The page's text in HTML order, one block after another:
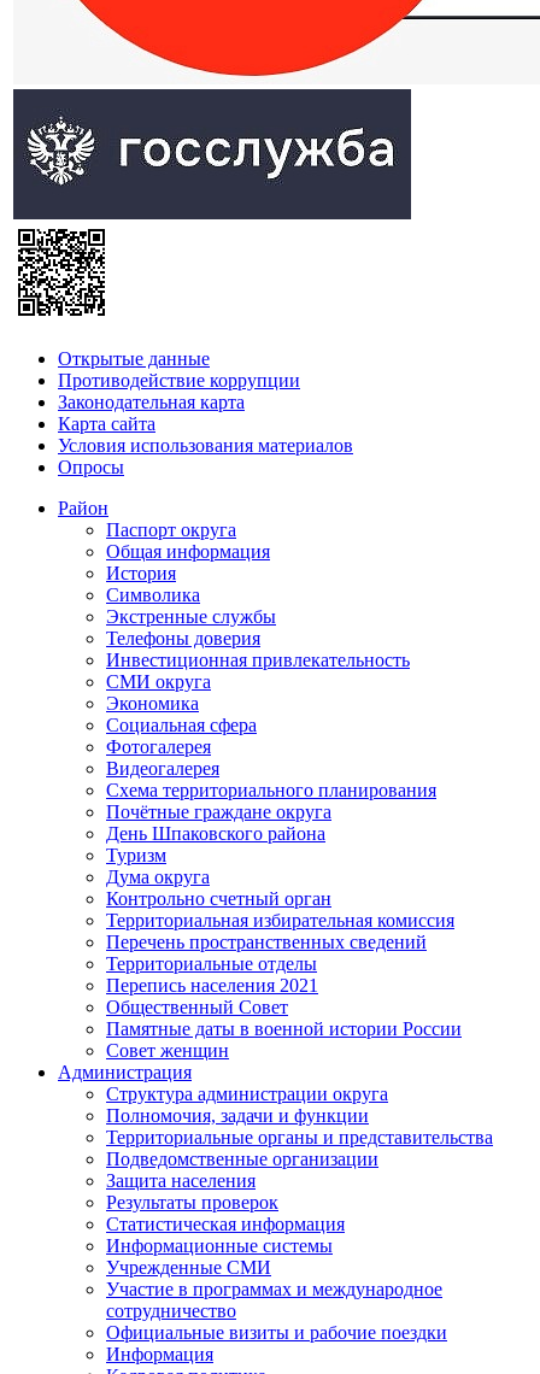
Открытые данные
Противодействие коррупции
Законодательная карта
Карта сайта
Условия использования материалов
Опросы
Район
Паспорт округа
Общая информация
История
Символика
Экстренные службы
Телефоны доверия
Инвестиционная привлекательность
СМИ округа
Экономика
Социальная сфера
Фотогалерея
Видеогалерея
Схема территориального планирования
Почётные граждане округа
День Шпаковского района
Туризм
Дума округа
Контрольно счетный орган
Территориальная избирательная комиссия
Перечень пространственных сведений
Территориальные отделы
Перепись населения 2021
Общественный Совет
Памятные даты в военной истории России
Совет женщин
Администрация
Структура администрации округа
Полномочия, задачи и функции
Территориальные органы и представительства
Подведомственные организации
Защита населения
Результаты проверок
Статистическая информация
Информационные системы
Учрежденные СМИ
Участие в программах и международное
сотрудничество
Официальные визиты и рабочие поездки
Информация